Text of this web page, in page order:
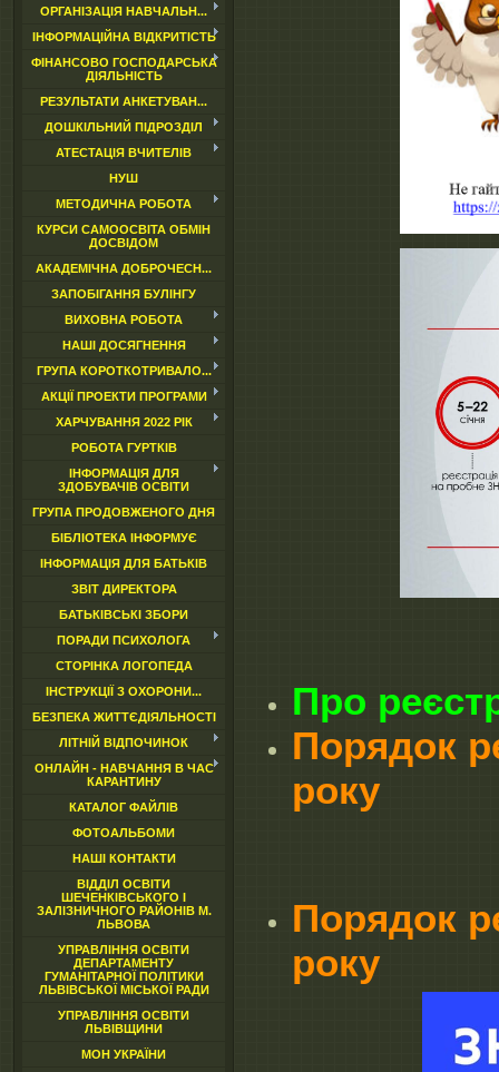
ОРГАНІЗАЦІЯ НАВЧАЛЬН...
ІНФОРМАЦІЙНА ВІДКРИТІСТЬ
ФІНАНСОВО ГОСПОДАРСЬКА
ДІЯЛЬНІСТЬ
РЕЗУЛЬТАТИ АНКЕТУВАН...
ДОШКІЛЬНИЙ ПІДРОЗДІЛ
АТЕСТАЦІЯ ВЧИТЕЛІВ
НУШ
МЕТОДИЧНА РОБОТА
КУРСИ САМООСВІТА ОБМІН
ДОСВІДОМ
АКАДЕМІЧНА ДОБРОЧЕСН...
ЗАПОБІГАННЯ БУЛІНГУ
ВИХОВНА РОБОТА
НАШІ ДОСЯГНЕННЯ
ГРУПА КОРОТКОТРИВАЛО...
АКЦІЇ ПРОЕКТИ ПРОГРАМИ
ХАРЧУВАННЯ 2022 РІК
РОБОТА ГУРТКІВ
ІНФОРМАЦІЯ ДЛЯ
ЗДОБУВАЧІВ ОСВІТИ
ГРУПА ПРОДОВЖЕНОГО ДНЯ
БІБЛІОТЕКА ІНФОРМУЄ
ІНФОРМАЦІЯ ДЛЯ БАТЬКІВ
ЗВІТ ДИРЕКТОРА
БАТЬКІВСЬКІ ЗБОРИ
ПОРАДИ ПСИХОЛОГА
СТОРІНКА ЛОГОПЕДА
ІНСТРУКЦІЇ З ОХОРОНИ...
БЕЗПЕКА ЖИТТЄДІЯЛЬНОСТІ
ЛІТНІЙ ВІДПОЧИНОК
ОНЛАЙН - НАВЧАННЯ В ЧАС
КАРАНТИНУ
КАТАЛОГ ФАЙЛІВ
ФОТОАЛЬБОМИ
НАШІ КОНТАКТИ
ВІДДІЛ ОСВІТИ
ШЕЧЕНКІВСЬКОГО І
ЗАЛІЗНИЧНОГО РАЙОНІВ М.
ЛЬВОВА
УПРАВЛІННЯ ОСВІТИ
ДЕПАРТАМЕНТУ
ГУМАНІТАРНОЇ ПОЛІТИКИ
ЛЬВІВСЬКОЇ МІСЬКОЇ РАДИ
УПРАВЛІННЯ ОСВІТИ
ЛЬВІВЩИНИ
МОН УКРАЇНИ
Про
Порядок
року
Порядок
року